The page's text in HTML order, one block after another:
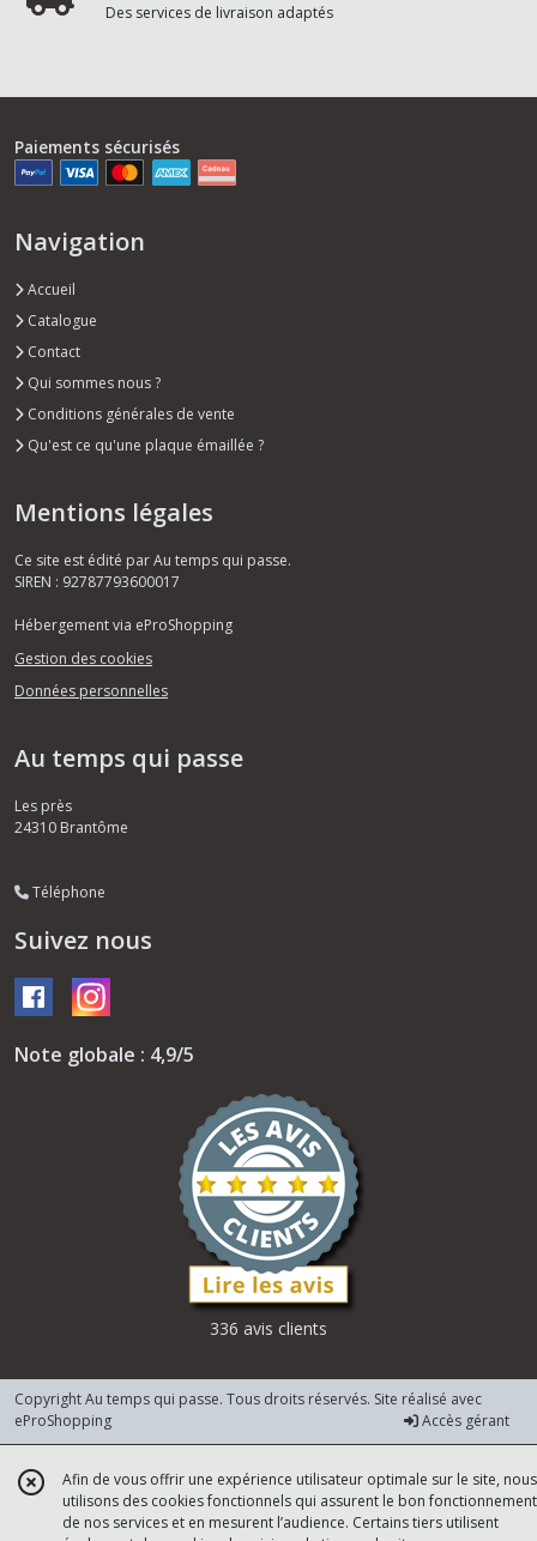
Des services de livraison adaptés
Paiements sécurisés
Navigation
Accueil
Catalogue
Contact
Qui sommes nous ?
Conditions générales de vente
Qu'est ce qu'une plaque émaillée ?
Mentions légales
Ce site est édité par Au temps qui passe.
SIREN : 92787793600017
Hébergement via eProShopping
Gestion des cookies
Données personnelles
Au temps qui passe
Les près
24310 Brantôme
Téléphone
Suivez nous
Note globale : 4,9/5
336 avis clients
Copyright Au temps qui passe. Tous droits réservés. Site réalisé avec
eProShopping
Accès gérant
Afin de vous offrir une expérience utilisateur optimale sur le site, nous
utilisons des cookies fonctionnels qui assurent le bon fonctionnement
de nos services et en mesurent l’audience. Certains tiers utilisent